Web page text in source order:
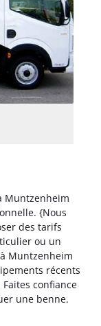
Muntzenheim
{Nous
des tarifs
ou un
Muntzenheim
récents
confiance
une benne.